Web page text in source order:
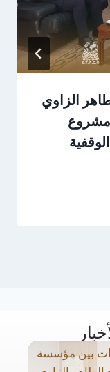
الزاوي
مشروع
بين مؤسسة